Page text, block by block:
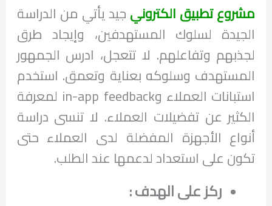
مشروع تطبيق الكتروني جيد يأتي من الدراسة
الجيدة لسلوك المستهدفين، وإيجاد طرق
لجذبهم وتفاعلهم. لا تتعجل، ادرس الجمهور
المستهدف وسلوكه بعناية وتعمق. استخدم
استبانات العملاء وin-app feedback لمعرفة
الكثير عن تفضيلات العملاء. لا تنسى دراسة
أنواع الأجهزة المفضلة لدى العملاء حتى
تكون على استعداد لدعمها عند الطلب.
ركز على الهدف :